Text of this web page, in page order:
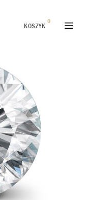
KOSZYK
0